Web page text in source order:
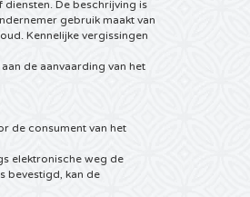
De beschrijving is
gebruik maakt van
Kennelijke vergissingen
de aanvaarding van het
de consument van het
elektronische weg de
bevestigd, kan de